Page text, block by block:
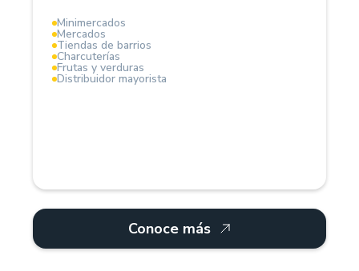
Minimercados
Mercados
Tiendas de barrios
Charcuterías
Frutas y verduras
Distribuidor mayorista
La herramienta ideal para modernizar tu mercado.
Conoce más